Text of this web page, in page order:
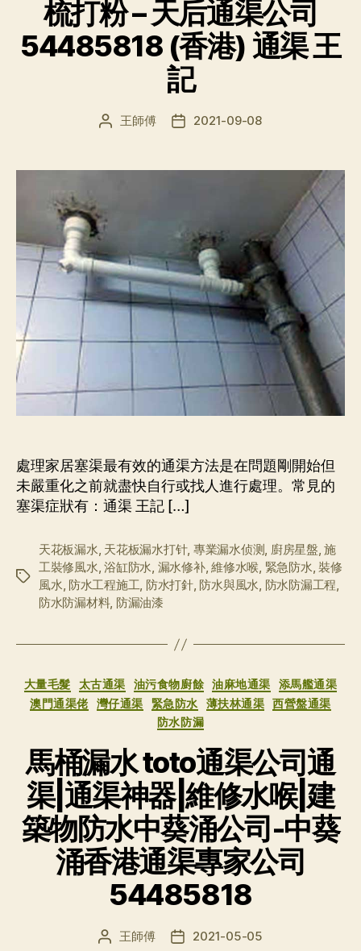
梳打粉 – 天后通渠公司
54485818 (香港) 通渠 王
記
文
者
王師傅
发
期
2021-09-08
處理家居塞渠最有效的通渠方法是在問題剛開始但
未嚴重化之前就盡快自行或找人進行處理。常見的
塞渠症狀有：通渠 王記 […]
标
天花板漏水, 天花板漏水打针, 專業漏水侦测, 廚房星盤,施
工裝修風水,浴缸防水, 漏水修补,維修水喉, 緊急防水,裝修
風水, 防水工程施工, 防水打針, 防水與風水, 防水防漏工程,
防水防漏材料, 防漏油漆
分
类
大量毛髮 太古通渠 油污食物廚餘 油麻地通渠
添馬艦通渠
澳門通渠佬
灣仔通渠 緊急防水 薄扶林通渠
西營盤通渠
防水防漏
馬桶漏水 toto通渠公司通
渠|通渠神器|維修水喉|建
築物防水中葵涌公司-中葵
涌香港通渠專家公司
54485818
文 王師傅
发 2021-05-05